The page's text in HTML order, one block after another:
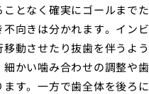
となく確実にゴールまで
向きは分かれます。イン
動させたり抜歯を伴うよ
かい噛み合わせの調整や
す。一方で歯全体を後ろ